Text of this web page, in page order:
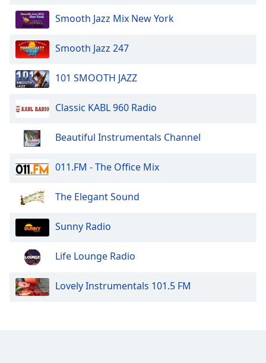
Smooth Jazz Mix New York
Smooth Jazz 247
101 SMOOTH JAZZ
Classic KABL 960 Radio
Beautiful Instrumentals Channel
011.FM - The Office Mix
The Elegant Sound
Sunny Radio
Life Lounge Radio
Lovely Instrumentals 101.5 FM